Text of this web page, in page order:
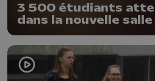
3 500 étudiants
dans la nouvelle
de Liège